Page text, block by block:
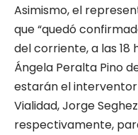
Asimismo, el
que “quedó
del corriente, a las 18
Ángela Peralta Pino
estarán el
Vialidad, Jorge
respectivamente,